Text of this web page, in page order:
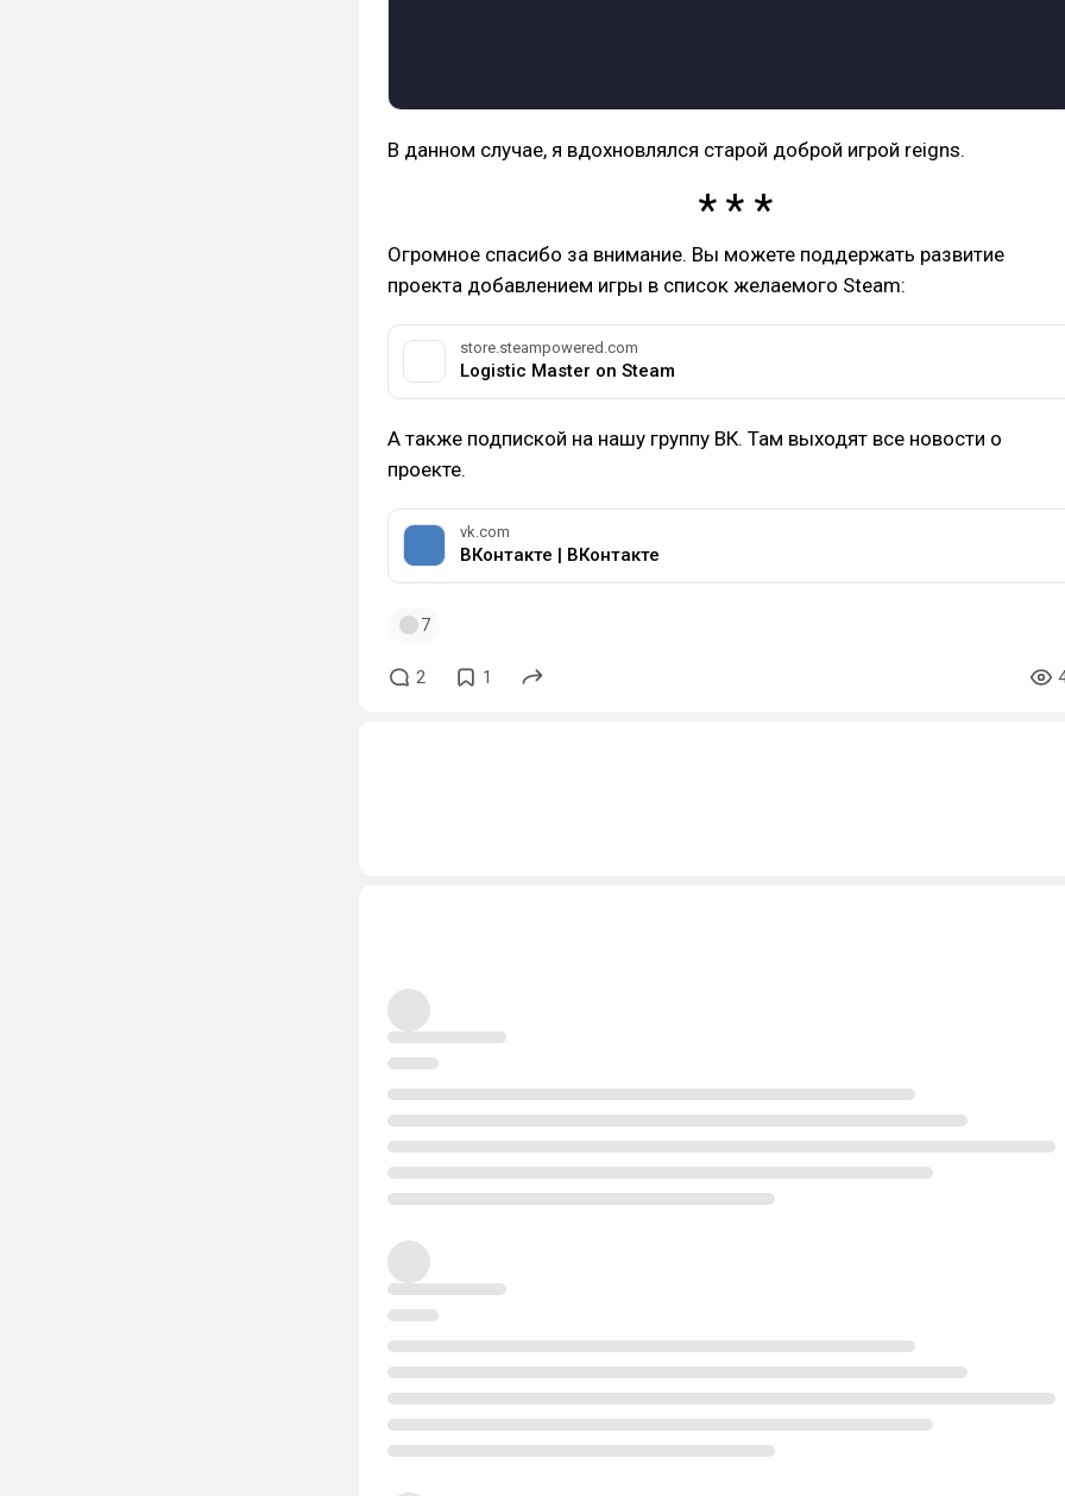
В данном случае, я вдохновлялся старой доброй игрой reigns.
Огромное спасибо за внимание. Вы можете поддержать развитие
проекта добавлением игры в список желаемого Steam:
store.steampowered.com
Logistic Master on Steam
А также подпиской на нашу группу ВК. Там выходят все новости о
проекте.
vk.com
ВКонтакте | ВКонтакте
7
2 1